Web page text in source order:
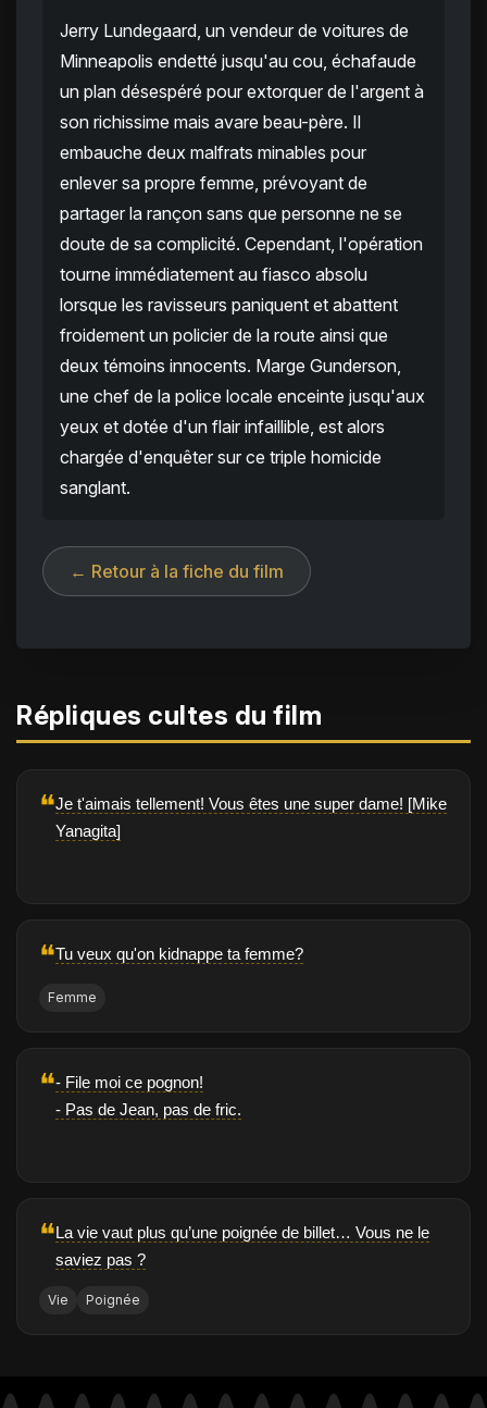
Jerry Lundegaard, un vendeur de voitures de
Minneapolis endetté jusqu'au cou, échafaude
un plan désespéré pour extorquer de l'argent à
son richissime mais avare beau-père. Il
embauche deux malfrats minables pour
enlever sa propre femme, prévoyant de
partager la rançon sans que personne ne se
doute de sa complicité. Cependant, l'opération
tourne immédiatement au fiasco absolu
lorsque les ravisseurs paniquent et abattent
froidement un policier de la route ainsi que
deux témoins innocents. Marge Gunderson,
une chef de la police locale enceinte jusqu'aux
yeux et dotée d'un flair infaillible, est alors
chargée d'enquêter sur ce triple homicide
sanglant.
← Retour à la fiche du film
Répliques cultes du film
❝Je t'aimais tellement! Vous êtes une super dame! [Mike
Yanagita]
❝Tu veux qu'on kidnappe ta femme?
Femme
❝- File moi ce pognon!
- Pas de Jean, pas de fric.
❝La vie vaut plus qu’une poignée de billet… Vous ne le
saviez pas ?
Vie Poignée